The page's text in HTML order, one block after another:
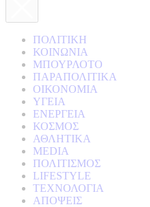
ΠΟΛΙΤΙΚΗ
ΚΟΙΝΩΝΙΑ
ΜΠΟΥΡΛΟΤΟ
ΠΑΡΑΠΟΛΙΤΙΚΑ
ΟΙΚΟΝΟΜΙΑ
ΥΓΕΙΑ
ΕΝΕΡΓΕΙΑ
ΚΟΣΜΟΣ
ΑΘΛΗΤΙΚΑ
MEDIA
ΠΟΛΙΤΙΣΜΟΣ
LIFESTYLE
ΤΕΧΝΟΛΟΓΙΑ
ΑΠΟΨΕΙΣ